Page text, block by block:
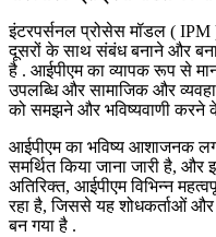
इंटरपर्सनल प्रोसेस मॉडल ( IPM
दूसरों के साथ संबंध बनाने और
है . आईपीएम का व्यापक रूप से
उपलब्धि और सामाजिक और
को समझने और भविष्यवाणी करने
आईपीएम का भविष्य आशाजनक लग
समर्थित किया जाना जारी है,
अतिरिक्त, आईपीएम विभिन्न
रहा है, जिससे यह शोधकर्ताओं
बन गया है .